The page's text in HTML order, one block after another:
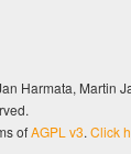
Harmata, Martin
ofAGPL v3. Click